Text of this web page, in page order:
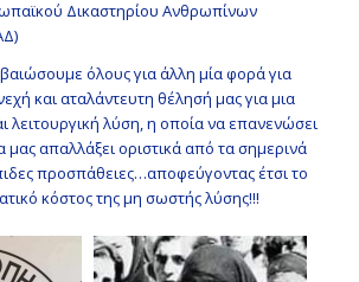
Δικαστηρίου Ανθρωπίνων
όλους για άλλη μία φορά για
και αταλάντευτη θέλησή μας για μια
λειτουργική λύση, η οποία να επανενώσει
μας απαλλάξει οριστικά από τα σημερινά
προσπάθειες…αποφεύγοντας έτσι το
κόστος της μη σωστής λύσης!!!